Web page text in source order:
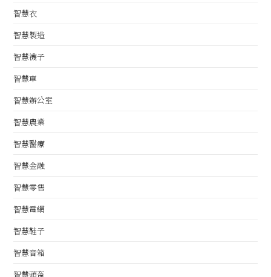
智慧衣
智慧製造
智慧襪子
智慧車
智慧辦公室
智慧農業
智慧醫療
智慧金融
智慧零售
智慧電網
智慧鞋子
智慧音箱
智慧頭盔